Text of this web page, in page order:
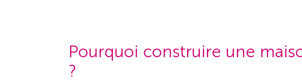
Pourquoi construire une
?